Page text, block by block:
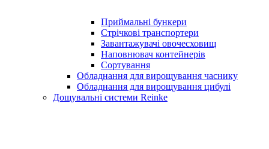
Приймальні бункери
Стрічкові транспортери
Завантажувачі овочесховищ
Наповнювач контейнерів
Сортування
Обладнання для вирощування часнику
Обладнання для вирощування цибулі
Дощувальні системи Reinke